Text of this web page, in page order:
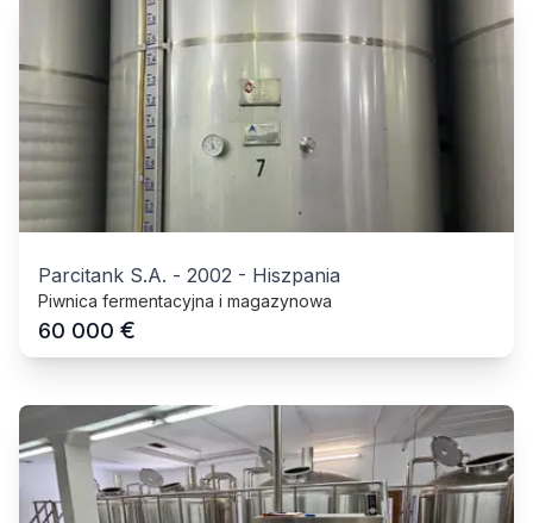
Parcitank S.A. - 2002 - Hiszpania
Piwnica fermentacyjna i magazynowa
60 000 €